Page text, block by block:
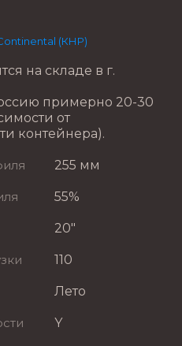
(КНР)
на складе в г.
примерно 20-30
от
контейнера).
255 мм
55%
20"
110
Лето
Y